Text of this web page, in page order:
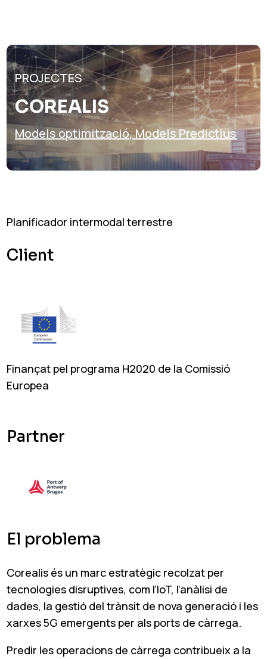
PROJECTES
COREALIS
Models optimització,Models Predictius
Planificador intermodal terrestre
Client
Finançat pel programa H2020 de la Comissió
Europea
Partner
El problema
Corealis és un marc estratègic recolzat per
tecnologies disruptives, com l’IoT, l’anàlisi de
dades, la gestió del trànsit de nova generació i les
xarxes 5G emergents per als ports de càrrega.
Predir les operacions de càrrega contribueix a la